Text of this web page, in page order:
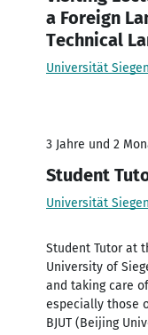
a Foreign
Technical
Universität Siegen
3 Jahre und 2
Student
Universität Siegen
Student Tutor at
University of
and taking care
especially those
BJUT (Beijing